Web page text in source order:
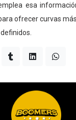
esa
ofrecer curvas